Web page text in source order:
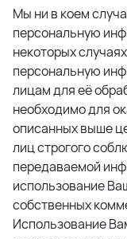
Мы ни в коем
персональную
некоторых
персональную
лицам для её
необходимо для
описанных выше
лиц строгого
передаваемой
использование
собственных
Использование